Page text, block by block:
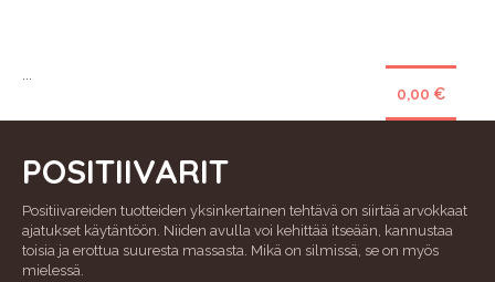
0,00 €
...
POSITIIVARIT
Positiivareiden tuotteiden yksinkertainen tehtävä on siirtää arvokkaat
ajatukset käytäntöön. Niiden avulla voi kehittää itseään, kannustaa
toisia ja erottua suuresta massasta. Mikä on silmissä, se on myös
mielessä.